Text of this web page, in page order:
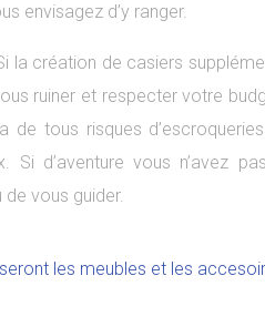
envisagez d’y ranger.
la création de casiers
ruiner et respecter votre
tous risques
Si d’aventure vous n’avez
vous guider.
les meubles et les